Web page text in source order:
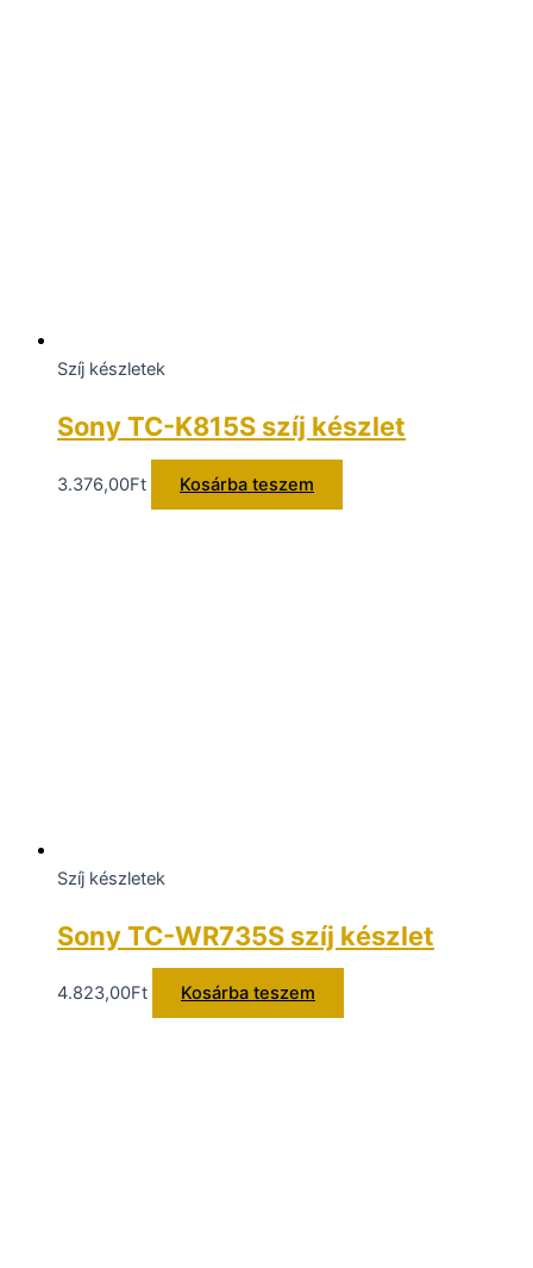
Szíj készletek
Sony TC-K815S szíj készlet
3.376,00Ft Kosárba teszem
Szíj készletek
Sony TC-WR735S szíj készlet
4.823,00Ft Kosárba teszem